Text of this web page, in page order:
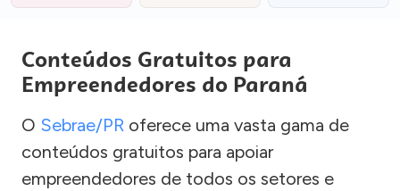
Conteúdos Gratuitos para
Empreendedores do Paraná
O Sebrae/PR oferece uma vasta gama de
conteúdos gratuitos para apoiar
empreendedores de todos os setores e